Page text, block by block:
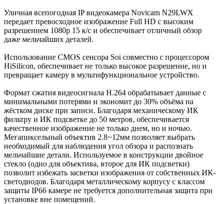
Уличная всепогодная IP видеокамера Novicam N29LWX
передает превосходное изображение Full HD с высоким
разрешением 1080p 15 к/с и обеспечивает отличный обзор
даже мельчайших деталей.
Использование CMOS сенсора Soi совместно с процессором
HiSilicon, обеспечивает не только высокое разрешение, но и
превращает камеру в мультифункциональное устройство.
Формат сжатия видеосигнала H.264 обрабатывает данные с
минимальными потерями и экономит до 30% объёма на
жёстком диске при записи. Благодаря механическому ИК
фильтру и ИК подсветке до 50 метров, обеспечивается
качественное изображение не только днем, но и ночью.
Мегапиксельный объектив 2.8~12мм позволяет выбрать
необходимый для наблюдения угол обзора и распознать
мельчайшие детали. Используемое в конструкции двойное
стекло (одно для объектива, второе для ИК подсветки)
позволит избежать засветки изображения от собственных ИК-
светодиодов. Благодаря металлическому корпусу с классом
защиты IP66 камере не требуется дополнительная защита при
установке вне помещений.